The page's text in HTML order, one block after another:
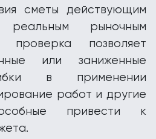
сметы действующим
рыночным
проверка позволяет
или заниженные
в применении
работ и другие
привести к